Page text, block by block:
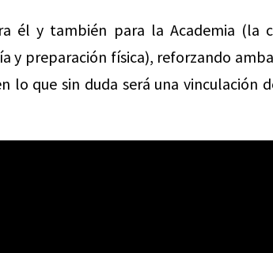
él y también para la Academia (la
y preparación física), reforzando
lo que sin duda será una vinculación